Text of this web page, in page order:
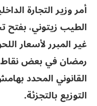
أمر وزير التجارة
الطيب زيتوني، بفتح
غير المبرر لأسعار
رمضان في بعض نقاط
التوزيع بالتجزئة.